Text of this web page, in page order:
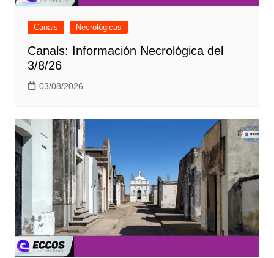
Canals Necrológicas
Canals: Información Necrológica del
3/8/26
03/08/2026